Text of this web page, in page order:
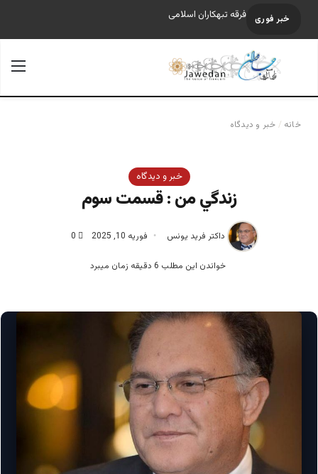
خبر فوری قابل توجه آقایان احمد مسعود و قیوم ملنک
جستجو برای
خانه / خبر و دیدگاه
خبر و دیدگاه
زندگي من : قسمت سوم‎
داکتر فرید یونس فوریه 10, 2025 0
خواندن این مطلب 6 دقیقه زمان میبرد